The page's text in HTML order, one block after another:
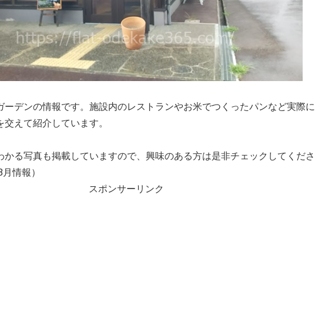
ーデンの情報です。施設内のレストランやお米でつくったパンなど実際に
えて紹介しています。
かる写真も掲載していますので、興味のある方は是非チェックしてくださ
情報）
スポンサーリンク